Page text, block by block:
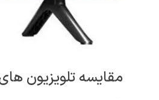
مقایسه تلویزیون